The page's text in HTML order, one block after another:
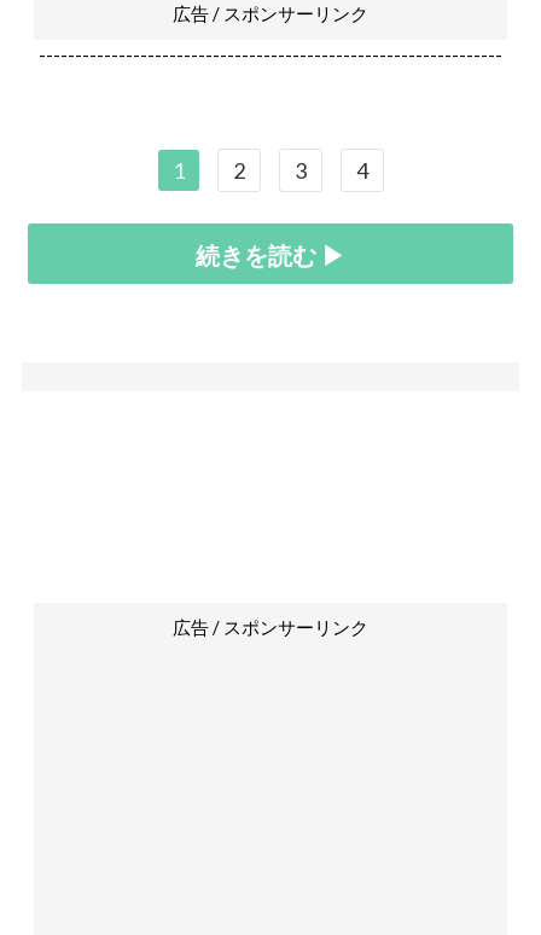
広告 / スポンサーリンク
----------------------------------------------------------------
1 2 3 4
続きを読む ▶
広告 / スポンサーリンク